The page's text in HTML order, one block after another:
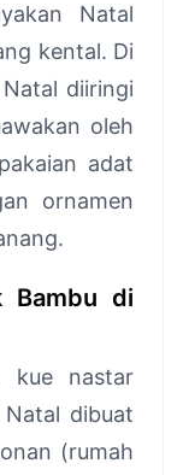
Natal
kental. Di
diiringi
oleh
adat
ornamen
Bambu di
kue nastar
dibuat
(rumah